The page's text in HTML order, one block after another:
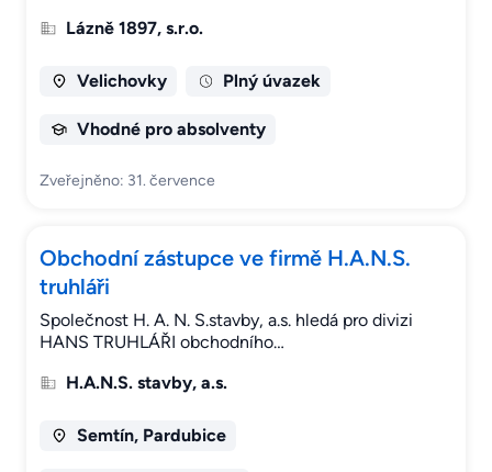
Lázně 1897, s.r.o.
Velichovky Plný úvazek
Vhodné pro absolventy
Zveřejněno: 31. července
Obchodní zástupce ve firmě H.A.N.S.
truhláři
Společnost H. A. N. S.stavby, a.s. hledá pro divizi
HANS TRUHLÁŘI obchodního…
H.A.N.S. stavby, a.s.
Semtín, Pardubice